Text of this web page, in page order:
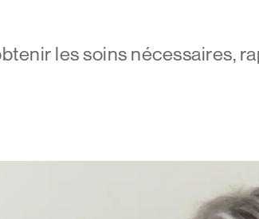
les soins nécessaires,